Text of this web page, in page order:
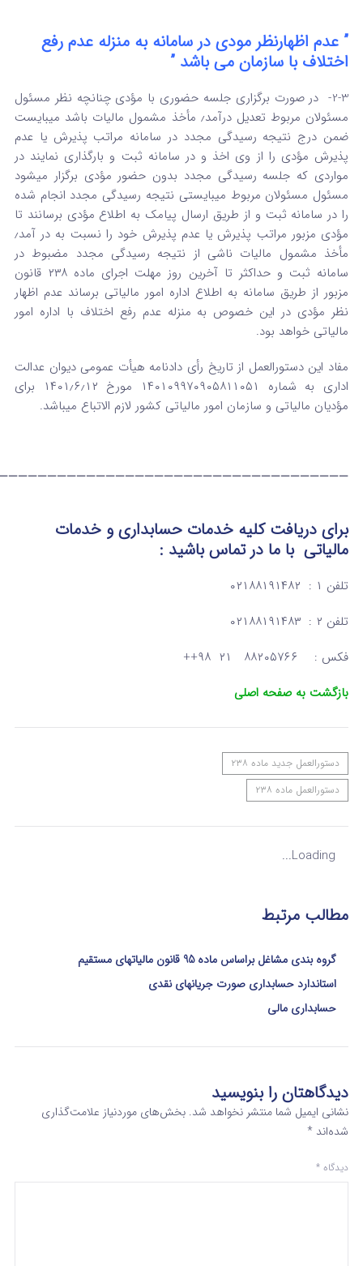
” عدم اظهارنظر مودی در سامانه به منزله عدم رفع
اختلاف با سازمان می باشد ”
2-3- در صورت برگزاری جلسه حضوری با مؤدی چنانچه نظر مسئول
مسئولان مربوط تعدیل درآمد٫ مأخذ مشمول مالیات باشد میبایست
ضمن درج نتیجه رسیدگی مجدد در سامانه مراتب پذیرش یا عدم
پذیرش مؤدی را از وی اخذ و در سامانه ثبت و بارگذاری نمایند در
مواردی که جلسه رسیدگی مجدد بدون حضور مؤدی برگزار میشود
مسئول مسئولان مربوط میبایستی نتیجه رسیدگی مجدد انجام شده
را در سامانه ثبت و از طریق ارسال پیامک به اطلاع مؤدی برسانند تا
مؤدی مزبور مراتب پذیرش یا عدم پذیرش خود را نسبت به در آمد٫
مأخذ مشمول مالیات ناشی از نتیجه رسیدگی مجدد مضبوط در
سامانه ثبت و حداکثر تا آخرین روز مهلت اجرای ماده ۲۳۸ قانون
مزبور از طریق سامانه به اطلاع اداره امور مالیاتی برساند عدم اظهار
نظر مؤدی در این خصوص به منزله عدم رفع اختلاف با اداره امور
مالیاتی خواهد بود.
مفاد این دستورالعمل از تاریخ رأی دادنامه هیأت عمومی دیوان عدالت
اداری به شماره ۱۴۰۱۰۹۹۷۰۹۰۵۸۱۱۰۵۱ مورخ ۱۴۰۱٫۶٫۱۲ برای
مؤدیان مالیاتی و سازمان امور مالیاتی کشور لازم الاتباع میباشد.
برای دریافت کلیه خدمات حسابداری و خدمات
مالیاتیبا ما در تماسباشید :
تلفن ۱ : ۰۲۱۸۸۱۹۱۴۸۲
تلفن ۲ : ۰۲۱۸۸۱۹۱۴۸۳
فکس : ۸۸۲۰۵۷۶۶ ۲۱ ۹۸++
بازگشت به صفحه اصلی
دستورالعمل جدید ماده ۲۳۸
دستورالعمل ماده ۲۳۸
Loading...
مطالب مرتبط
گروه بندی مشاغل براساس ماده 95 قانون مالیاتهای مستقیم
استاندارد حسابداری صورت جریانهای نقدی
حسابداری مالی
دیدگاهتان را بنویسید
نشانی ایمیل شما منتشر نخواهد شد. بخش‌های موردنیاز علامت‌گذاری
شده‌اند *
دیدگاه *